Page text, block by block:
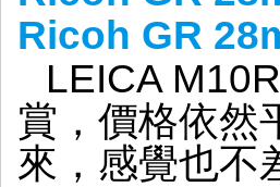
Ricoh GR
LEICA
賞，價格依然
來，感覺也不